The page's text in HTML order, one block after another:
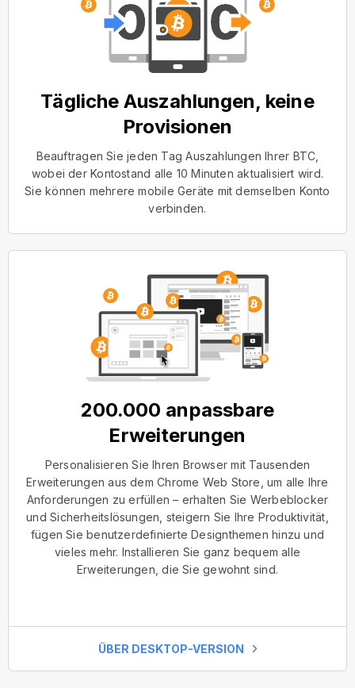
Tägliche Auszahlungen, keine
Provisionen
Beauftragen Sie jeden Tag Auszahlungen Ihrer BTC,
wobei der Kontostand alle 10 Minuten aktualisiert wird.
Sie können mehrere mobile Geräte mit demselben Konto
verbinden.
200.000 anpassbare
Erweiterungen
Personalisieren Sie Ihren Browser mit Tausenden
Erweiterungen aus dem Chrome Web Store, um alle Ihre
Anforderungen zu erfüllen – erhalten Sie Werbeblocker
und Sicherheitslösungen, steigern Sie Ihre Produktivität,
fügen Sie benutzerdefinierte Designthemen hinzu und
vieles mehr. Installieren Sie ganz bequem alle
Erweiterungen, die Sie gewohnt sind.
ÜBER DESKTOP-VERSION